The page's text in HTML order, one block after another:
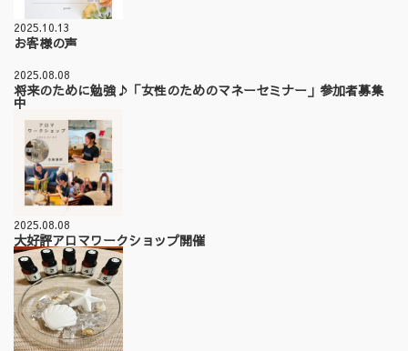
2025.10.13
お客様の声
2025.08.08
将来のために勉強♪「女性のためのマネーセミナー」参加者募集
中
2025.08.08
大好評アロマワークショップ開催